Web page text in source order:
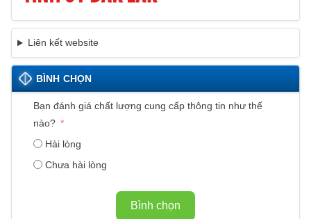
Liên kết website
BÌNH CHỌN
Bạn đánh giá chất lượng cung cấp thông tin như thế
nào?
Hài lòng
Chưa hài lòng
Bình chọn